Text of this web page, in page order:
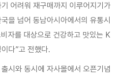
어려워 재구매까지 이루어지기가
을 넘어 동남아시아에서의 유통시
자를 대상으로 건강하고 맛있는 K
다”고 전했다.
시와 동시에 자사몰에서 오픈기념